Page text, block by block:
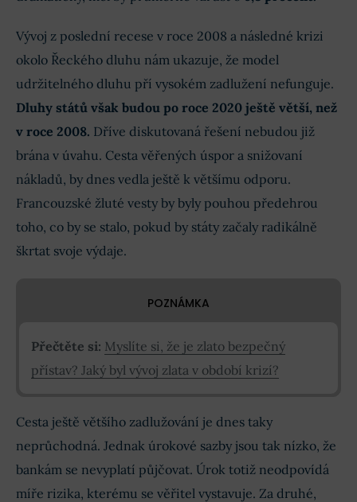
Vývoj z poslední recese v roce 2008 a následné krizi
okolo Řeckého dluhu nám ukazuje, že model
udržitelného dluhu pří vysokém zadlužení nefunguje.
Dluhy států však budou po roce 2020 ještě větší, než
v roce 2008. Dříve diskutovaná řešení nebudou již
brána v úvahu. Cesta věřených úspor a snižovaní
nákladů, by dnes vedla ještě k většímu odporu.
Francouzské žluté vesty by byly pouhou předehrou
toho, co by se stalo, pokud by státy začaly radikálně
škrtat svoje výdaje.
POZNÁMKA
Přečtěte si: Myslíte si, že je zlato bezpečný
přístav? Jaký byl vývoj zlata v období krizí?
Cesta ještě většího zadlužování je dnes taky
neprůchodná. Jednak úrokové sazby jsou tak nízko, že
bankám se nevyplatí půjčovat. Úrok totiž neodpovídá
míře rizika, kterému se věřitel vystavuje. Za druhé,